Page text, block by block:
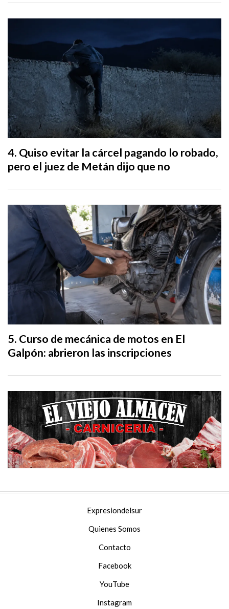
Quiso evitar la cárcel pagando lo robado,
pero el juez de Metán dijo que no
Curso de mecánica de motos en El
Galpón: abrieron las inscripciones
Expresiondelsur
Quienes Somos
Contacto
Facebook
YouTube
Instagram